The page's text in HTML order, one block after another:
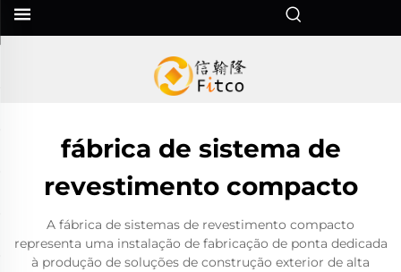
fábrica de sistema de
revestimento compacto
A fábrica de sistemas de revestimento compacto
representa uma instalação de fabricação de ponta dedicada
à produção de soluções de construção exterior de alta